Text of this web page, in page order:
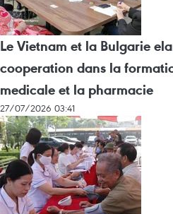
Le Vietnam et la Bulgarie
cooperation dans la
medicale et la pharmacie
27/07/2026 03:41